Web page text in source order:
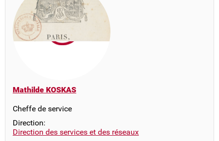
Mathilde KOSKAS
Cheffe de service
Direction:
Direction des services et des réseaux